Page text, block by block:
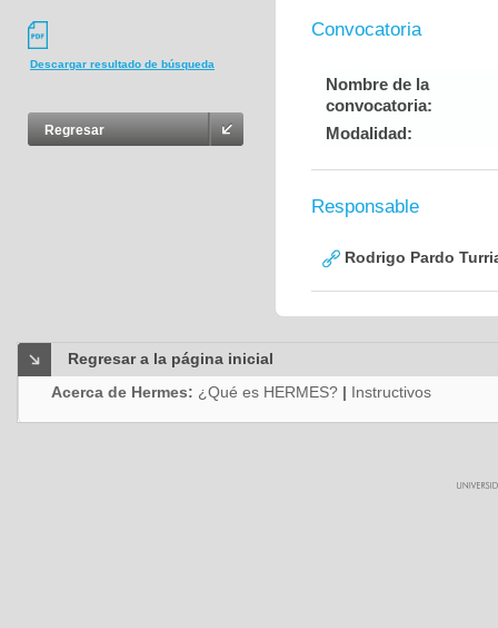
Descargar resultado de búsqueda
Regresar
Convocatoria
Nombre de la
convocatoria:
Modalidad:
Responsable
Rodrigo Pardo
Regresar a la página inicial
Acerca de Hermes: ¿Qué es HERMES? | Instructivos